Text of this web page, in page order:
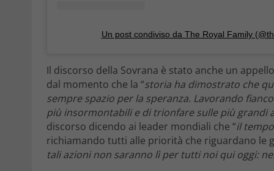
Un post condiviso da The Royal Family
Il discorso della Sovrana è stato anche un
dal momento che la “storia ha dimostrato che
sempre spazio per la speranza. Lavorando
più insormontabili e di trionfare sulle più grandi
discorso dicendo ai leader mondiali che “il
richiamando tutti alle priorità che riguardano le
tali azioni non saranno lì per tutti noi qui oggi: